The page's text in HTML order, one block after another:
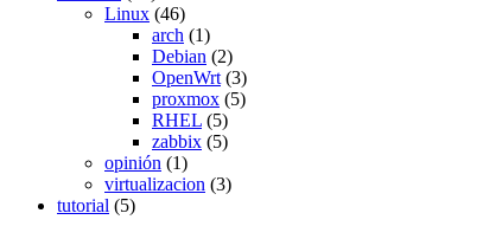
Linux (46)
arch (1)
Debian (2)
OpenWrt (3)
proxmox (5)
RHEL (5)
zabbix (5)
opinión (1)
virtualizacion (3)
tutorial (5)